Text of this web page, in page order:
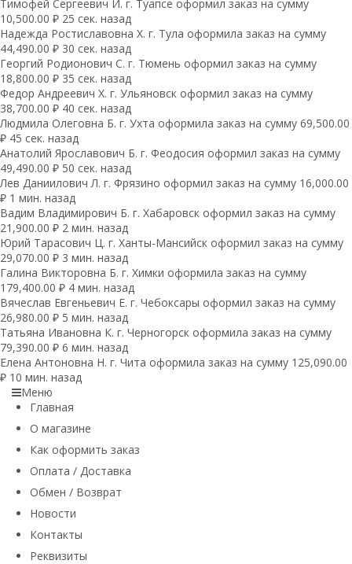
Тимофей Сергеевич И. г. Туапсе оформил заказ на сумму
10,500.00 ₽ 25 сек. назад
Надежда Ростиславовна Х. г. Тула оформила заказ на сумму
44,490.00 ₽ 30 сек. назад
Георгий Родионович С. г. Тюмень оформил заказ на сумму
18,800.00 ₽ 35 сек. назад
Федор Андреевич Х. г. Ульяновск оформил заказ на сумму
38,700.00 ₽ 40 сек. назад
Людмила Олеговна Б. г. Ухта оформила заказ на сумму 69,500.00
₽ 45 сек. назад
Анатолий Ярославович Б. г. Феодосия оформил заказ на сумму
49,490.00 ₽ 50 сек. назад
Лев Даниилович Л. г. Фрязино оформил заказ на сумму 16,000.00
₽ 1 мин. назад
Вадим Владимирович Б. г. Хабаровск оформил заказ на сумму
21,900.00 ₽ 2 мин. назад
Юрий Тарасович Ц. г. Ханты-Мансийск оформил заказ на сумму
29,070.00 ₽ 3 мин. назад
Галина Викторовна Б. г. Химки оформила заказ на сумму
179,400.00 ₽ 4 мин. назад
Вячеслав Евгеньевич Е. г. Чебоксары оформил заказ на сумму
26,980.00 ₽ 5 мин. назад
Татьяна Ивановна К. г. Черногорск оформила заказ на сумму
79,390.00 ₽ 6 мин. назад
Елена Антоновна Н. г. Чита оформила заказ на сумму 125,090.00
₽ 10 мин. назад
Меню
Главная
О магазине
Как оформить заказ
Оплата / Доставка
Обмен / Возврат
Новости
Контакты
Реквизиты